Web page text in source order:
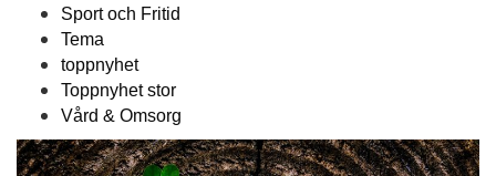
Sport och Fritid
Tema
toppnyhet
Toppnyhet stor
Vård & Omsorg